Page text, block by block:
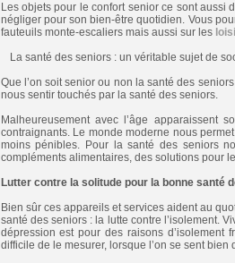
Les objets pour le confort senior ce sont aussi
négliger pour son bien-être quotidien. Vous
fauteuils monte-escaliers mais aussi sur les
La santé des seniors : un véritable sujet de
Que l’on soit senior ou non la santé des
nous sentir touchés par la santé des seniors.
Malheureusement avec l’âge
contraignants. Le monde moderne nous
moins pénibles. Pour la santé des seniors
compléments alimentaires, des solutions pour
Lutter contre la solitude pour la bonne santé
Bien sûr ces appareils et services aident au
santé des seniors : la lutte contre l’isolement.
dépression est pour des raisons d’isolement
difficile de le mesurer, lorsque l’on se sent